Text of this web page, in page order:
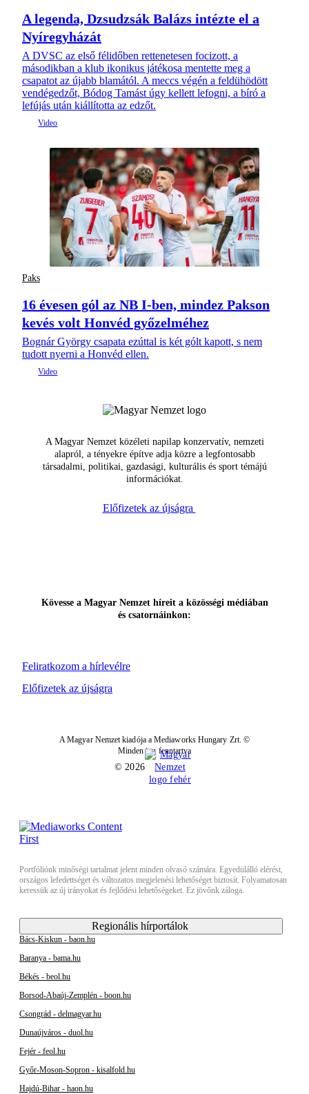
A legenda, Dzsudzsák Balázs intézte el a
Nyíregyházát
A DVSC az első félidőben rettenetesen focizott, a
másodikban a klub ikonikus játékosa mentette meg a
csapatot az újabb blamától. A meccs végén a feldühödött
vendégedzőt, Bódog Tamást úgy kellett lefogni, a bíró a
lefújás után kiállította az edzőt.
Paks
16 évesen gól az NB I-ben, mindez Pakson
kevés volt Honvéd győzelméhez
Bognár György csapata ezúttal is két gólt kapott, s nem
tudott nyerni a Honvéd ellen.
A Magyar Nemzet közéleti napilap konzervatív, nemzeti
alapról, a tényekre építve adja közre a legfontosabb
társadalmi, politikai, gazdasági, kulturális és sport témájú
információkat.
Előfizetek az újságra
Feliratkozom a hírlevélre
Kövesse a Magyar Nemzet híreit a közösségi médiában
és csatornáinkon:
Előfizetek az újságra
A Magyar Nemzet kiadója a Mediaworks Hungary Zrt. ©
Minden jog fenntartva
© 2026
Portfóliónk minőségi tartalmat jelent minden olvasó számára. Egyedülálló elérést,
országos lefedettséget és változatos megjelenési lehetőséget biztosít. Folyamatosan
keressük az új irányokat és fejlődési lehetőségeket. Ez jövőnk záloga.
Regionális hírportálok
Bács-Kiskun - baon.hu
Baranya - bama.hu
Békés - beol.hu
Borsod-Abaúj-Zemplén - boon.hu
Csongrád - delmagyar.hu
Dunaújváros - duol.hu
Fejér - feol.hu
Győr-Moson-Sopron - kisalfold.hu
Hajdú-Bihar - haon.hu